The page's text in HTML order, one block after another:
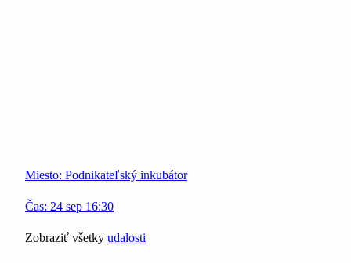
Miesto: Podnikateľský inkubátor
Čas: 24 sep 16:30
Zobraziť všetky udalosti